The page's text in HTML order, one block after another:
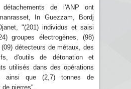
de l'ANP ont
In Guezzam, Bordj
"(201) individus et saisi
groupes électrogènes, (98)
détecteurs de métaux, des
d'outils de détonation et
utilisés dans des opérations
ainsi que (2,7) tonnes de
pierres".